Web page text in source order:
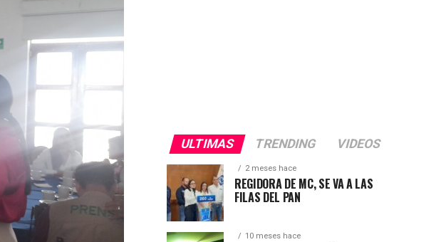
ULTIMAS TRENDING VIDEOS
2 meses hace
REGIDORA DE MC, SE VA A LAS
FILAS DEL PAN
10 meses hace